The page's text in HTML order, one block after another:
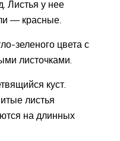
Листья у нее
— красные.
зеленого цвета с
листочками.
куст.
листья
на длинных